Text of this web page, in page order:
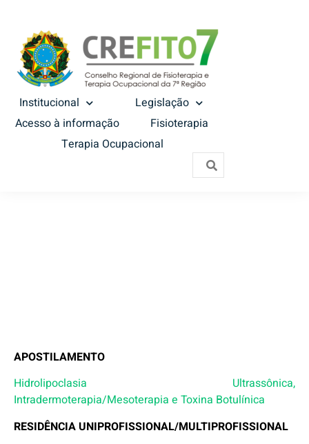
Institucional
Legislação
Acesso à informação
Fisioterapia
Terapia Ocupacional
APOSTILAMENTO
Hidrolipoclasia Ultrassônica,
Intradermoterapia/Mesoterapia e Toxina Botulínica
RESIDÊNCIA UNIPROFISSIONAL/MULTIPROFISSIONAL